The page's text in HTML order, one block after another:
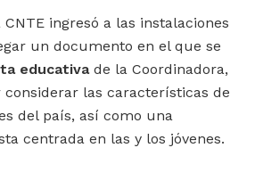
ingresó a las instalaciones
un documento en el que se
educativade la Coordinadora,
las características de
del país, así como una
centrada en las y los jóvenes.